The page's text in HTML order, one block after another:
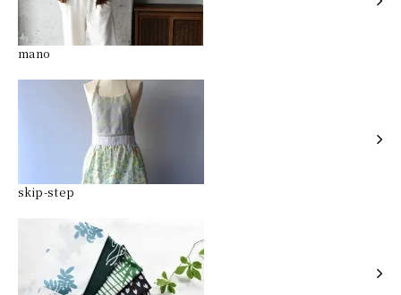
mano
skip-step